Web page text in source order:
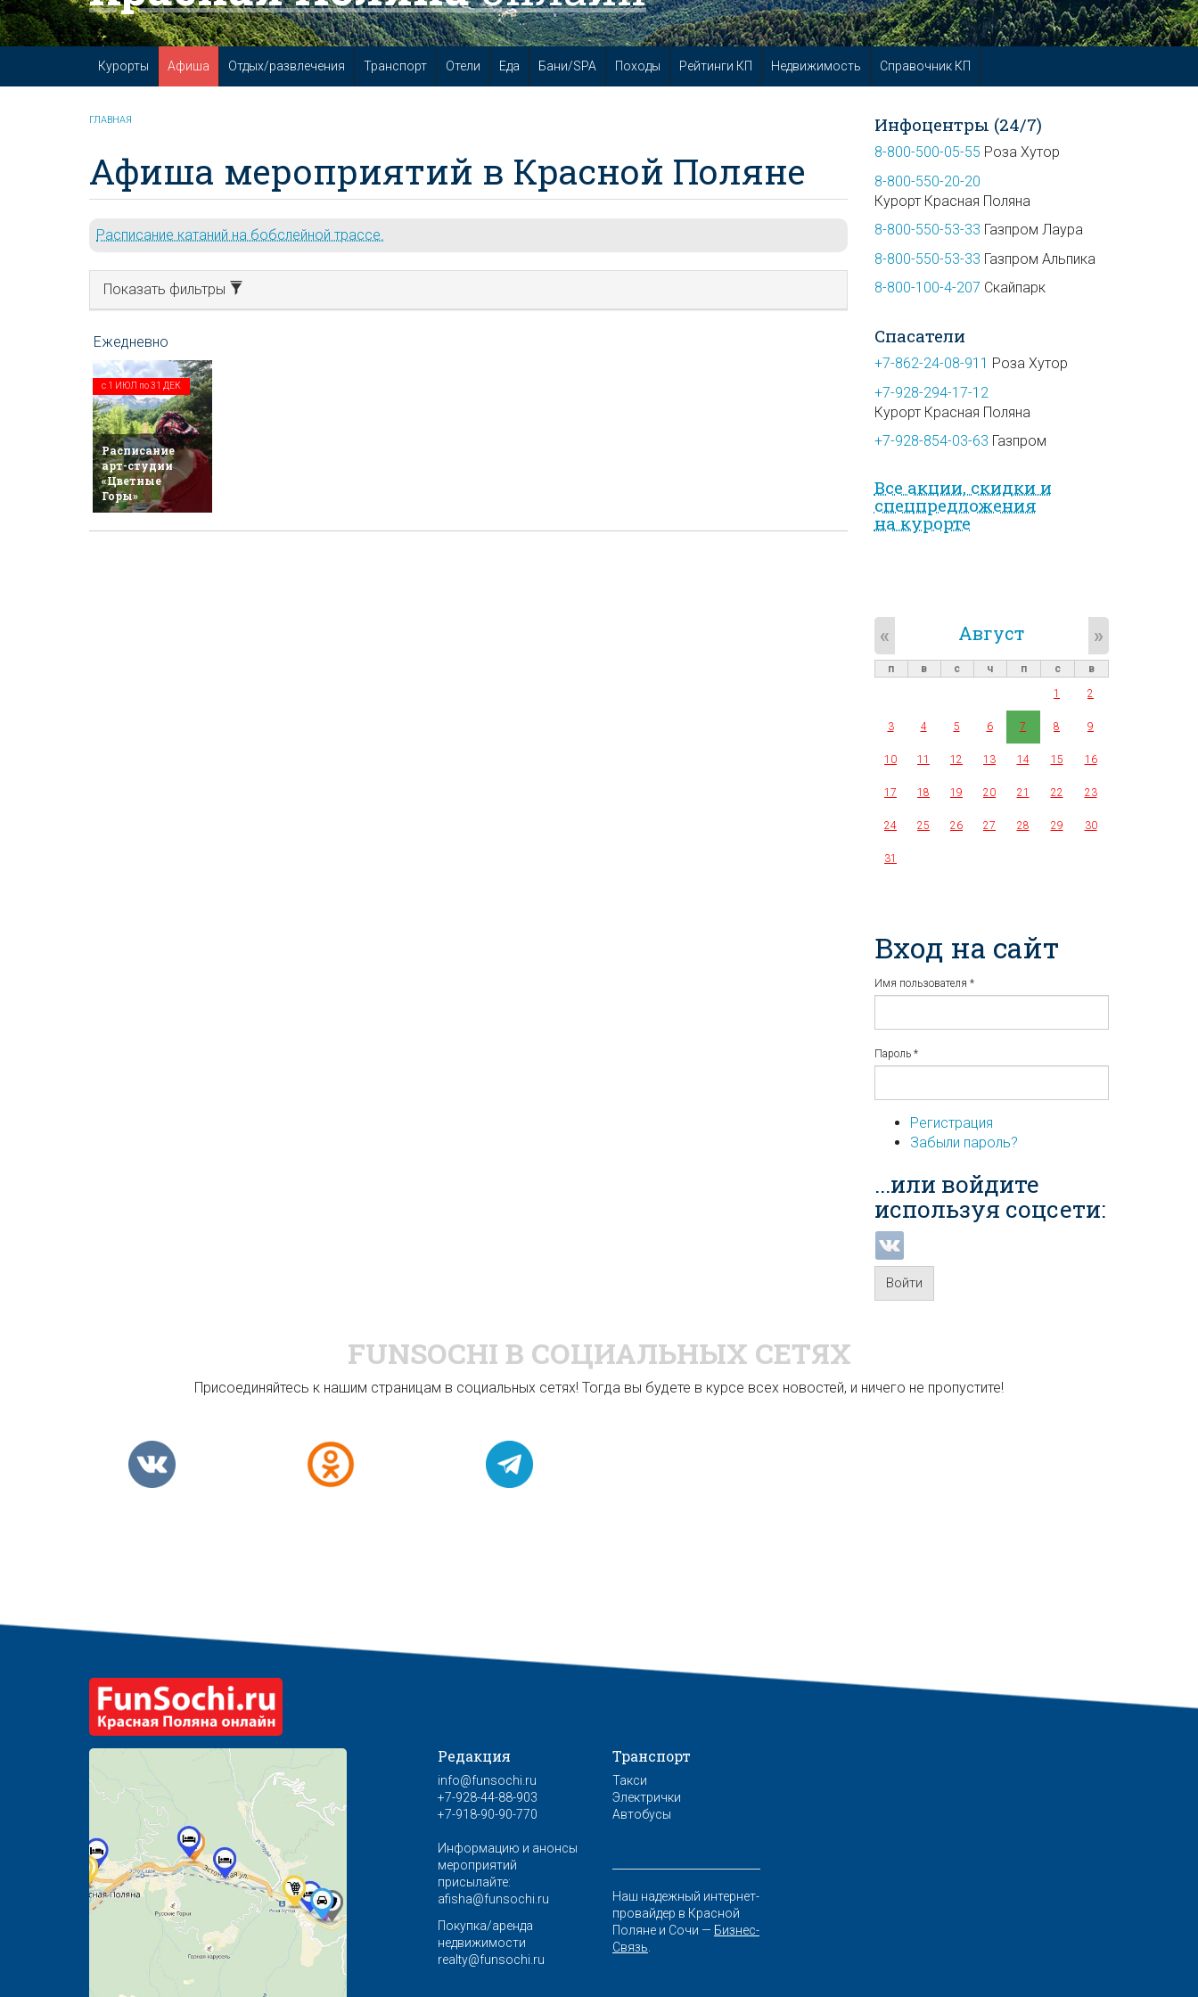
Курорты Афиша Отдых/развлечения Транспорт Отели Еда Бани/SPA Походы Рейтинги КП Недвижимость Справочник КП
ГЛАВНАЯ
Афиша мероприятий в Красной Поляне
Расписание катаний на бобслейной трассе.
Показать фильтры
с 1 ИЮЛ по31 ДЕК
Расписание
арт-студии
«Цветные
Горы»
Инфоцентры (24/7)
8-800-500-05-55 Роза Хутор
8-800-550-20-20
Курорт Красная Поляна
8-800-550-53-33 Газпром Лаура
8-800-550-53-33 Газпром Альпика
8-800-100-4-207 Скайпарк
Спасатели
+7-862-24-08-911 Роза Хутор
+7-928-294-17-12
Курорт Красная Поляна
+7-928-854-03-63 Газпром
Все акции, скидки и
спец­предложе­ния
на курорте
Август
« »
п в с ч п с
в
1
2
3 4 5 6 7 8 9
10 11 12 13 14 15 16
17 18 19 20 21 22 23
24 25 26 27 28 29 30
31
Вход на сайт
Имя пользователя *
Пароль *
Регистрация
Забыли пароль?
...или войдите
используя соцсети:
Войти
FUNSOCHI В СОЦИАЛЬНЫХ СЕТЯХ
Присоединяйтесь к нашим страницам в социальных сетях! Тогда вы будете в курсе всех новостей, и ничего не пропустите!
Редакция
info@funsochi.ru
+7-928-44-88-903
+7-918-90-90-770
Информацию и анонсы
мероприятий
присылайте:
afisha@funsochi.ru
Покупка/аренда
недвижимости
realty@funsochi.ru
Транспорт
Такси
Электрички
Автобусы
Наш надежный интернет-
провайдер в Красной
Поляне и Сочи — Бизнес-
Связь